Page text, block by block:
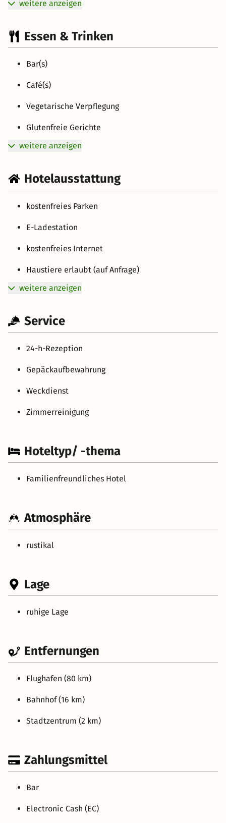
weitere anzeigen
Essen & Trinken
Bar(s)
Café(s)
Vegetarische Verpflegung
Glutenfreie Gerichte
weitere anzeigen
Hotelausstattung
kostenfreies Parken
E-Ladestation
kostenfreies Internet
Haustiere erlaubt (auf Anfrage)
weitere anzeigen
Service
24-h-Rezeption
Gepäckaufbewahrung
Weckdienst
Zimmerreinigung
Hoteltyp/ -thema
Familienfreundliches Hotel
Atmosphäre
rustikal
Lage
ruhige Lage
Entfernungen
Flughafen (80 km)
Bahnhof (16 km)
Stadtzentrum (2 km)
Zahlungsmittel
Bar
Electronic Cash (EC)